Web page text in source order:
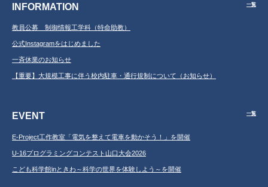
INFORMATION 一覧
教員公募 制御情報工学科（特命助教）
公式Instagramをはじめました
一斉休業のお知らせ
【重要】大規模工事に伴う校内駐車・通行規制について（お知らせ）
EVENT 一覧
E-Project工作教室「電気を整えて電車を動かそう！」を開催
U-16プログラミングコンテスト山口大会2026
こども科学館inときわ～科学の世界を体験しよう～を開催